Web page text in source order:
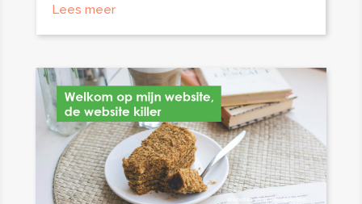
Lees meer